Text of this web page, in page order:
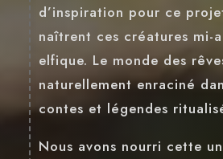
d’inspiration pour ce
naîtrent ces créatures mi-
elfique. Le monde des
naturellement enraciné
contes et légendes
Nous avons nourri cette